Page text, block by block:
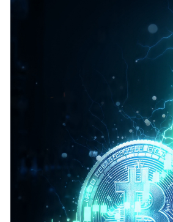
and overall crypto sentiment
transactions and long-standing